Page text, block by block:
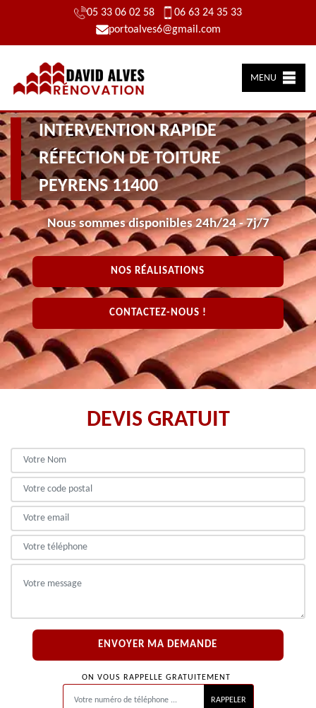
05 33 06 02 58
06 63 24 35 33
portoalves6@gmail.com
MENU
INTERVENTION RAPIDE
RÉFECTION DE TOITURE
PEYRENS 11400
Nous sommes disponibles 24h/24 - 7j/7
NOS RÉALISATIONS
CONTACTEZ-NOUS !
DEVIS GRATUIT
ON VOUS RAPPELLE GRATUITEMENT